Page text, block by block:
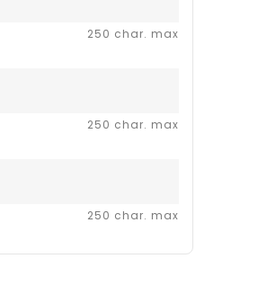
250 char. max
250 char. max
250 char. max